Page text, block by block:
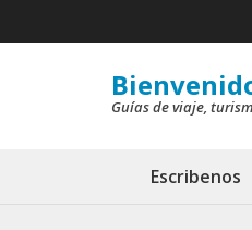
al
Guías de viaje,
Escribenos